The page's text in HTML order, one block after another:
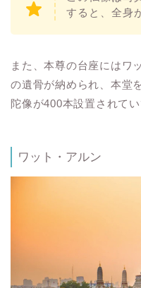
すると、全身
また、本尊の台座にはワ
の遺骨が納められ、本堂
陀像が400本設置されて
ワット・アルン